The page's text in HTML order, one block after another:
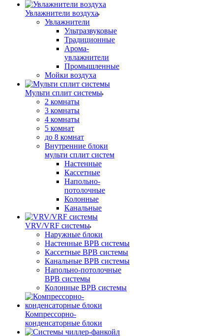
Увлажнители воздуха
Увлажнители
Ультразвуковые
Традиционные
Арома-
увлажнители
Промышленные
Мойки воздуха
Мульти сплит системы
2 комнаты
3 комнаты
4 комнаты
5 комнат
до 8 комнат
Внутренние блоки
мульти сплит систем
Настенные
Кассетные
Напольно-
потолочные
Колонные
Канальные
VRV/VRF системы
Наружные блоки
Настенные ВРВ системы
Кассетные ВРВ системы
Канальные ВРВ системы
Напольно-потолочные
ВРВ системы
Колонные ВРВ системы
Компрессорно-
конденсаторные блоки